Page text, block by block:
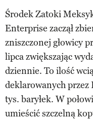
Środek Zatoki
Enterprise zaczął
zniszczonej głowicy
lipca zwiększając
dziennie. To ilość
deklarowanych przez
tys. baryłek. W
umieścić szczelną